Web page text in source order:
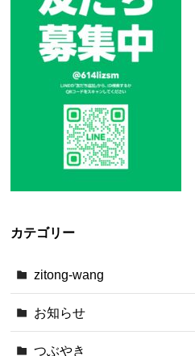
カテゴリー
zitong-wang
お知らせ
つぶやき